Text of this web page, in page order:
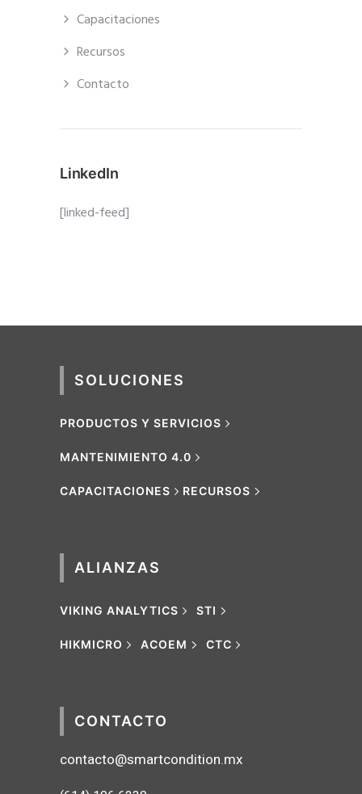
Capacitaciones
Recursos
Contacto
LinkedIn
[linked-feed]
SOLUCIONES
PRODUCTOS Y SERVICIOS
MANTENIMIENTO 4.0
CAPACITACIONES RECURSOS
ALIANZAS
VIKING ANALYTICS STI
HIKMICRO ACOEM CTC
CONTACTO
contacto@smartcondition.mx